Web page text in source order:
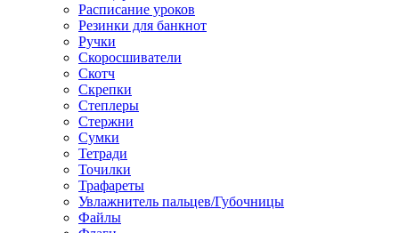
Расписание уроков
Резинки для банкнот
Ручки
Скоросшиватели
Скотч
Скрепки
Степлеры
Стержни
Сумки
Тетради
Точилки
Трафареты
Увлажнитель пальцев/Губочницы
Файлы